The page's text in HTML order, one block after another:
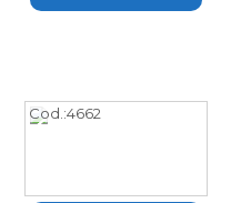
Cod.:4662